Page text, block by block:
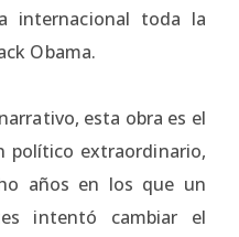
internacional toda la
Obama.
esta obra es el
político extraordinario,
años en los que un
intentó cambiar el